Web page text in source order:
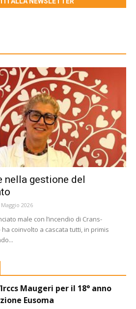
nella gestione del
Maggio 2026
male con l’incendio di Crans-
coinvolto a cascata tutti, in primis
Maugeri per il 18° anno
Eusoma